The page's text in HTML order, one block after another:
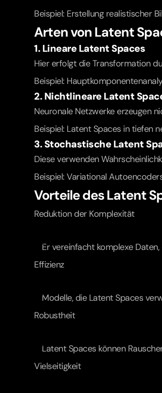
Beispiel: Erstellung realistischer
Arten von Latent
1. Lineare Latent Spaces
Hier erfolgt die Transformation
Beispiel:
2. Nichtlineare Latent
Neuronale Netzwerke erzeugen
Beispiel: Latent Spaces in tiefen
3. Stochastische Latent
Diese verwenden
Beispiel: Variational
Vorteile des Latent
Reduktion der Komplexität
Er vereinfacht komplexe
Effizienz
Modelle, die Latent Spaces
Robustheit
Latent Spaces können
Vielseitigkeit